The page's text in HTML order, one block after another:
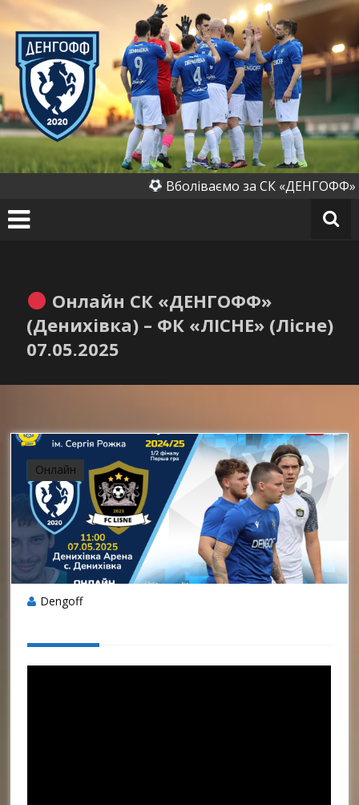
Перейти
вмісту
СК
«Д
ен
го
ф
ф»
Вболіваємо за СК «ДЕНГОФФ»
Онлайн СК «ДЕНГОФФ»
(Денихівка) – ФК «ЛІСНЕ» (Лісне)
07.05.2025
Онлайн
Dengoff